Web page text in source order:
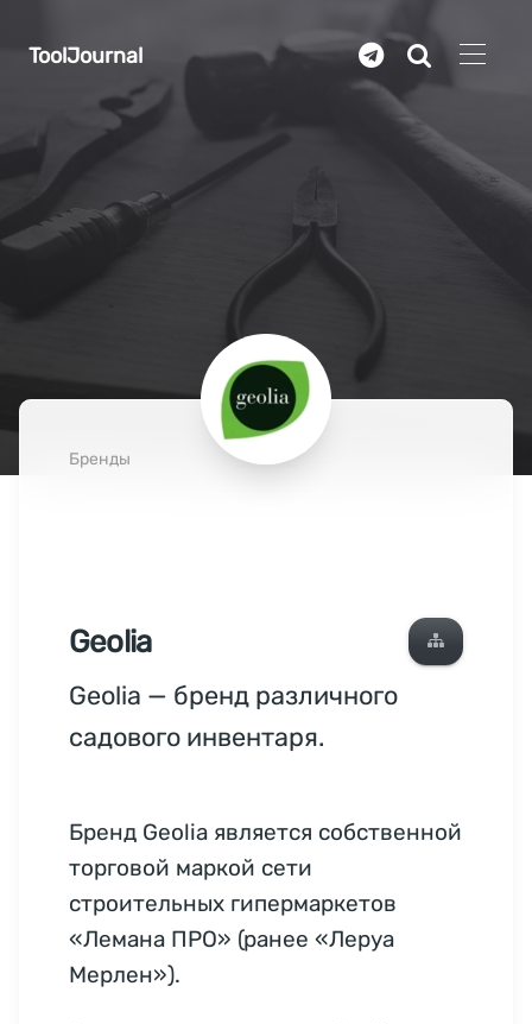
ToolJournal
Бренды
Geolia
Geolia — бренд различного
садового инвентаря.
Бренд Geolia является собственной
торговой маркой сети
строительных гипермаркетов
«Лемана ПРО» (ранее «Леруа
Мерлен»).